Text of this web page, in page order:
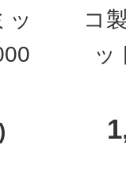
ッ
コ
ッ